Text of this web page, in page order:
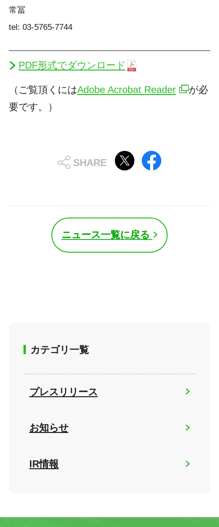
常冨
tel: 03-5765-7744
PDF形式でダウンロード
（ご覧頂くにはAdobe Acrobat Reader
が必
要です。）
ニュース一覧に戻る
カテゴリ一覧
プレスリリース
お知らせ
IR情報